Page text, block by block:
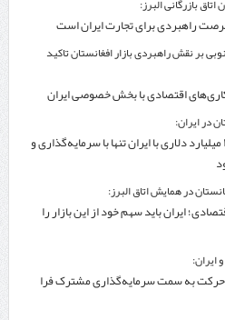
راهبردی برای تجارت ایران است
بر نقش راهبردی بازار افغانستان تاکید
اقتصادی با بخش خصوصی ایران
در ایران:
هدف‌گذاری تجارت سالانه ۱۰ میلیارد دلاری با ایران تنها با سرمایه‌گذاری و
در همایش اتاق البرز:
ایران باید سهم خود از این بازار را
ایران:
حرکت به سمت سرمایه‌گذاری مشترک فرا